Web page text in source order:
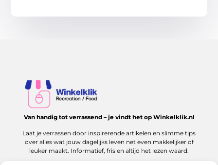
Van handig tot verrassend – je vindt het op Winkelklik.nl
Laat je verrassen door inspirerende artikelen en slimme tips
over alles wat jouw dagelijks leven net even makkelijker of
leuker maakt. Informatief, fris en altijd het lezen waard.